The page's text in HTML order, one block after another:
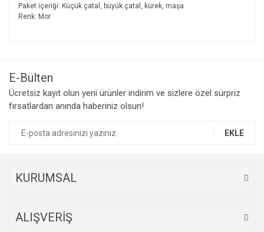
Paket içeriği: Küçük çatal, büyük çatal, kürek, maşa
Renk: Mor
Ürün resmi kalitesiz, bozuk veya görüntülenemiyor.
Ürün açıklamasında eksik bilgiler bulunuyor.
E-Bülten
Ücretsiz kayıt olun yeni ürünler indirim ve sizlere özel sürpriz
fırsatlardan anında haberiniz olsun!
EKLE
KURUMSAL
ALIŞVERİŞ